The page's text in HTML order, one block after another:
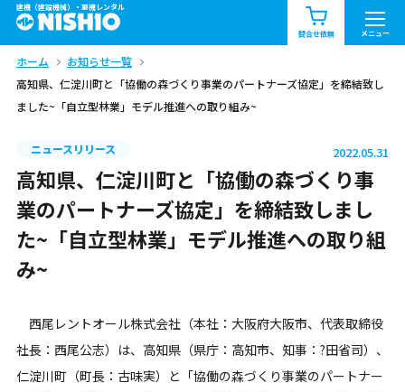
建機（建設機械）・重機レンタル
問合せ依頼 メニュー
商品一覧 お知らせ一覧
問合せ依頼リスト
エリア情報を見る
北海道 関東
中部 関西 中国・四国
九州・沖縄（外部）
ホーム
お知らせ一覧
高知県、仁淀川町と「協働の森づくり事業のパートナーズ協定」を締結致し
ました~「自立型林業」モデル推進への取り組み~
ニュースリリース 2022.05.31
高知県、仁淀川町と「協働の森づくり事
業のパートナーズ協定」を締結致しまし
た~「自立型林業」モデル推進への取り組
み~
西尾レントオール株式会社（本社：大阪府大阪市、代表取締役
社長：西尾公志）は、高知県（県庁：高知市、知事：?田省司）、
仁淀川町（町長：古味実）と「協働の森づくり事業のパートナー